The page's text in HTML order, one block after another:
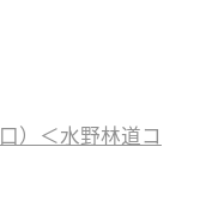
）＜水野林道コ